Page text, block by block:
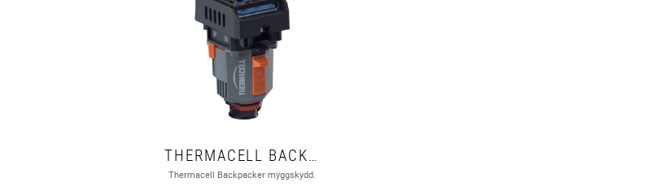
THERMACELL BACKPACKER
Thermacell Backpacker myggskydd.